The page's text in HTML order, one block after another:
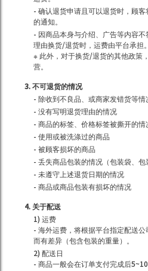
- 确认退货申请且可以退货时，顾
的通知。
- 因商品本身与介绍、广告等内容
理由换货/退货时，运费由平台承担。
※ 此外，对于换货/退货的其他政策
营。
3. 不可退货的情况
- 除收到不良品、或商家发错货等
- 没有写明退货理由的情况
- 商品的标签、价格标签被撕开的情
- 使用或被洗涤过的商品
- 被顾客损坏的商品
- 丢失商品包装的情况（包装袋、包
- 未遵守上述退货日期的情况
- 商品或商品包装有损坏的情况
4. 关于配送
1) 运费
- 海外运费，将根据平台指定配送
而有差异（包含包装的重量）。
2) 配送日
- 商品一般会在订单支付完成后5~10